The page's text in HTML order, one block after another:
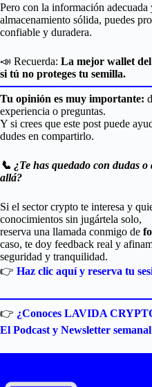
Pero con la información adecuada
almacenamiento sólida, puedes
confiable y duradera.
📣 Recuerda: La mejor wallet
si tú no proteges tu semilla.
Tu opinión es muy importante:
experiencia o preguntas.
Y si crees que este post puede
dudes en compartirlo.
📞 ¿Te has quedado con dudas
allá?
Si el sector crypto te interesa y
conocimientos sin jugártela solo,
reserva una llamada conmigo de
caso, te doy feedback real y
seguridad y tranquilidad.
👉 Haz clic aquí y reserva tu
👉 ¿Conoces LAVIDA
El Podcast y Newsletter